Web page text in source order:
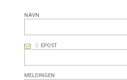
NAVN
EPOST
MELDINGEN